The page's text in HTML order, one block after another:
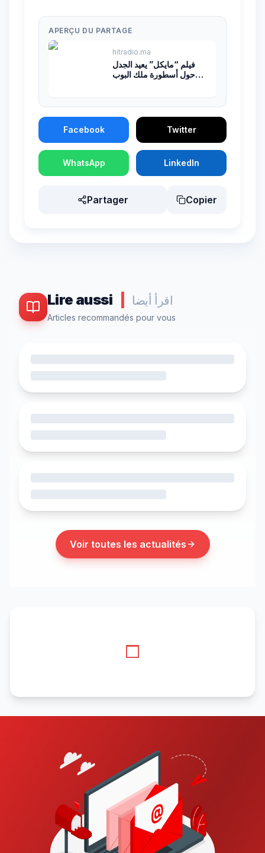
APERÇU DU PARTAGE
hitradio.ma
فيلم “مايكل” يعيد الجدل
حول أسطورة ملك البوب
Facebook Twitter
WhatsApp LinkedIn
Partager Copier
Lire aussi اقرأ أيضا
Articles recommandés pour vous
Voir toutes les actualités